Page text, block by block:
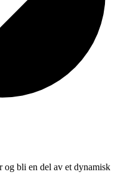
og bli en del av et dynamisk